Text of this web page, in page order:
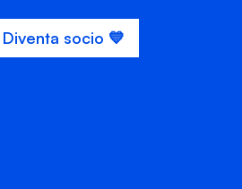
Diventa socio 💙